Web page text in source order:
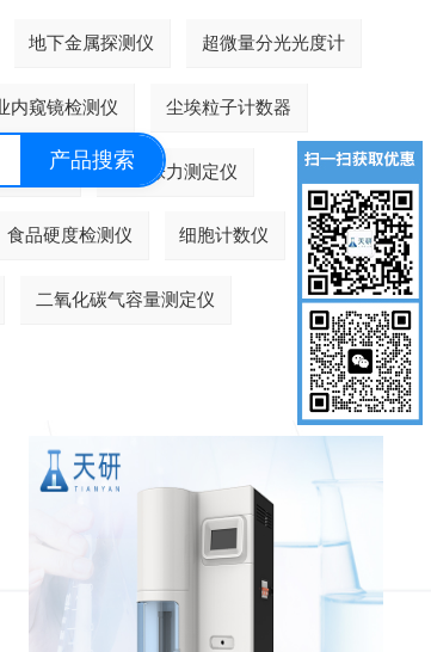
产品搜索
地下金属探测仪 超微量分光光度计
内窥镜检测仪 尘埃粒子计数器
研磨仪 界面张力测定仪
食品硬度检测仪 细胞计数仪
二氧化碳气容量测定仪